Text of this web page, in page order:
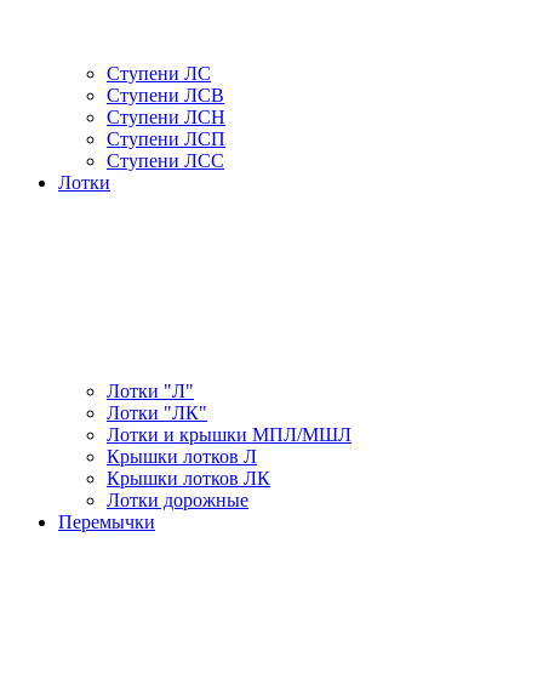
Ступени ЛС
Ступени ЛСВ
Ступени ЛСН
Ступени ЛСП
Ступени ЛСС
Лотки
Лотки "Л"
Лотки "ЛК"
Лотки и крышки МПЛ/МШЛ
Крышки лотков Л
Крышки лотков ЛК
Лотки дорожные
Перемычки